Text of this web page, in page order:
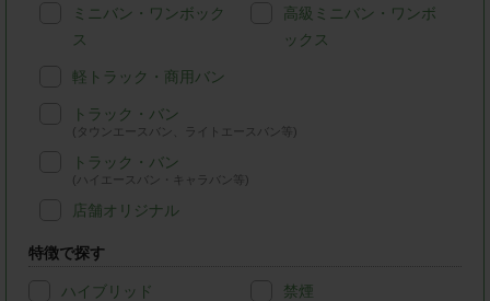
ミニバン・ワンボック
ス
高級ミニバン・ワンボ
ックス
軽トラック・商用バン
トラック・バン
(タウンエースバン、ライトエースバン等)
トラック・バン
(ハイエースバン・キャラバン等)
店舗オリジナル
特徴で探す
ハイブリッド 禁煙